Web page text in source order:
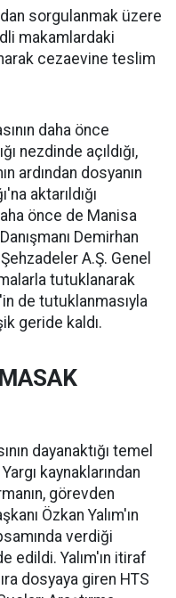
sorgulanmak üzere
makamlardaki
cezaevine teslim
daha önce
nezdinde açıldığı,
ardından dosyanın
aktarıldığı
önce de Manisa
Demirhan
A.Ş. Genel
tutuklanarak
de tutuklanmasıyla
geride kaldı.
dayanaktığı temel
kaynaklarından
görevden
Özkan Yalım'ın
verdiği
edildi. Yalım'ın itiraf
dosyaya giren HTS